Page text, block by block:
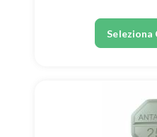
Seleziona